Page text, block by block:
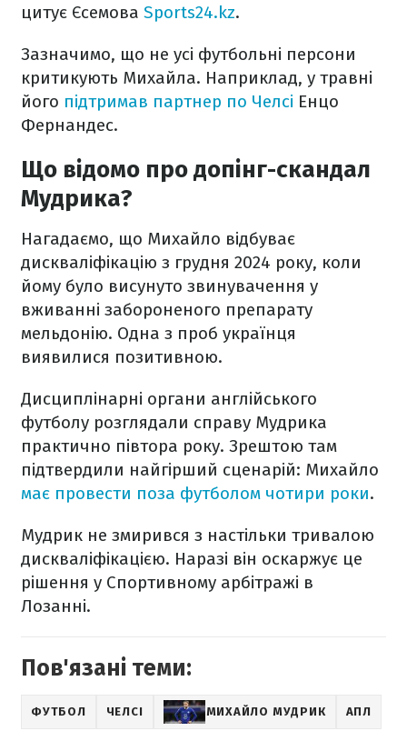
цитує Єсемова Sports24.kz.
Зазначимо, що не усі футбольні персони
критикують Михайла. Наприклад, у травні
його підтримав партнер по Челсі Енцо
Фернандес.
Що відомо про допінг-скандал
Мудрика?
Нагадаємо, що Михайло відбуває
дискваліфікацію з грудня 2024 року, коли
йому було висунуто звинувачення у
вживанні забороненого препарату
мельдонію. Одна з проб українця
виявилися позитивною.
Дисциплінарні органи англійського
футболу розглядали справу Мудрика
практично півтора року. Зрештою там
підтвердили найгірший сценарій: Михайло
має провести поза футболом чотири роки.
Мудрик не змирився з настільки тривалою
дискваліфікацією. Наразі він оскаржує це
рішення у Спортивному арбітражі в
Лозанні.
Пов'язані теми:
ФУТБОЛ ЧЕЛСІ МИХАЙЛО МУДРИК АПЛ